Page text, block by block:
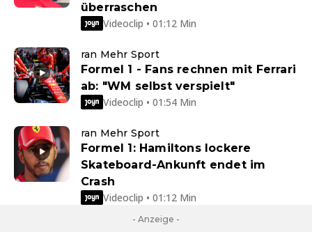
überraschen
Videoclip • 01:12 Min
ran Mehr Sport
Formel 1 - Fans rechnen mit Ferrari
ab: "WM selbst verspielt"
Videoclip • 01:54 Min
ran Mehr Sport
Formel 1: Hamiltons lockere
Skateboard-Ankunft endet im
Crash
Videoclip • 01:12 Min
- Anzeige -